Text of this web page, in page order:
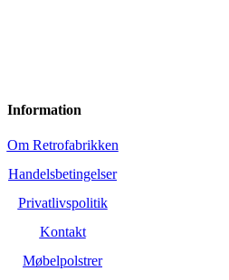
Information
Om Retrofabrikken
Handelsbetingelser
Privatlivspolitik
Kontakt
Møbelpolstrer